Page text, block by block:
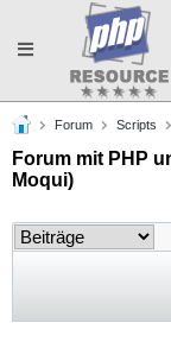
Toggle
navigation
Forum Scripts
Forum mit PHP
Moqui)